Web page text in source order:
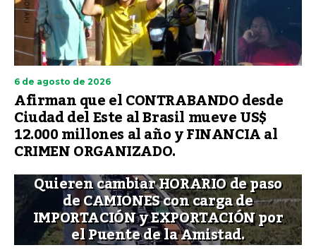
6 de agosto de 2026
Afirman que el CONTRABANDO desde
Ciudad del Este al Brasil mueve US$
12.000 millones al año y FINANCIA al
CRIMEN ORGANIZADO.
Quieren cambiar HORARIO de paso
de CAMIONES con carga de
IMPORTACIÓN y EXPORTACIÓN por
el Puente de la Amistad.